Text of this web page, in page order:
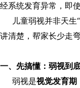
经系统发育异常，即
儿童弱视并非天生“
讲清楚，帮家长少走弯
一、先搞懂：弱视到
弱视是视觉发育期